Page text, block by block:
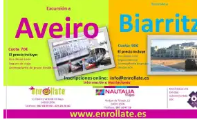
Los materiales ya pueden
recogerse gratuitamente
en la Oficina de
Información Turística de
León e incluyen, además
del programa del evento, una guía
práctica con recomendaciones
elaboradas por especialistas para
observar el eclipse con seguridad León, 7
de agosto de 2026. La programación […]